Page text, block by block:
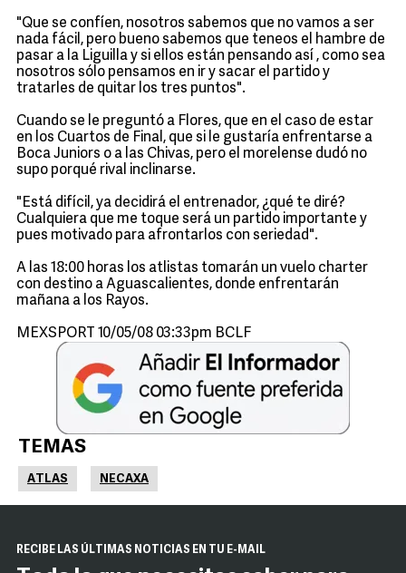
"Que se confíen, nosotros sabemos que no vamos a ser
nada fácil, pero bueno sabemos que teneos el hambre de
pasar a la Liguilla y si ellos están pensando así , como sea
nosotros sólo pensamos en ir y sacar el partido y
tratarles de quitar los tres puntos".
Cuando se le preguntó a Flores, que en el caso de estar
en los Cuartos de Final, que si le gustaría enfrentarse a
Boca Juniors o a las Chivas, pero el morelense dudó no
supo porqué rival inclinarse.
"Está difícil, ya decidirá el entrenador, ¿qué te diré?
Cualquiera que me toque será un partido importante y
pues motivado para afrontarlos con seriedad".
A las 18:00 horas los atlistas tomarán un vuelo charter
con destino a Aguascalientes, donde enfrentarán
mañana a los Rayos.
MEXSPORT 10/05/08 03:33pm BCLF
TEMAS
ATLAS NECAXA
RECIBE LAS ÚLTIMAS NOTICIAS EN TU E-MAIL